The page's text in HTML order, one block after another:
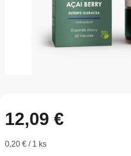
12,09 €
Jednotková
0,20 € / 1 ks